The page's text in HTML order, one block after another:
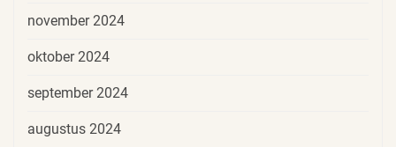
november 2024
oktober 2024
september 2024
augustus 2024